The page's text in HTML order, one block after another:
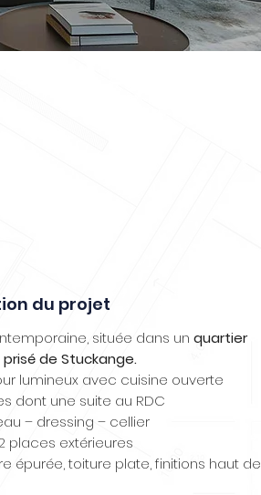
du projet
située dans un quartier
de Stuckange.
lumineux avec cuisine ouverte
dont une suite au RDC
– dressing – cellier
places extérieures
épurée, toiture plate, finitions haut de